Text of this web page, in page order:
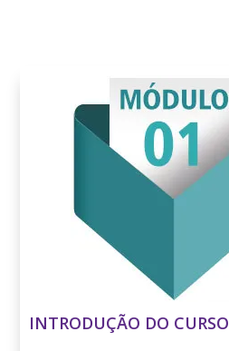
INTRODUÇÃO DO CURSO